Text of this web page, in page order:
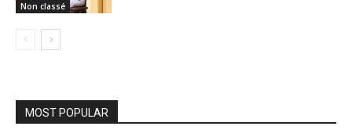
Non classé
MOST POPULAR